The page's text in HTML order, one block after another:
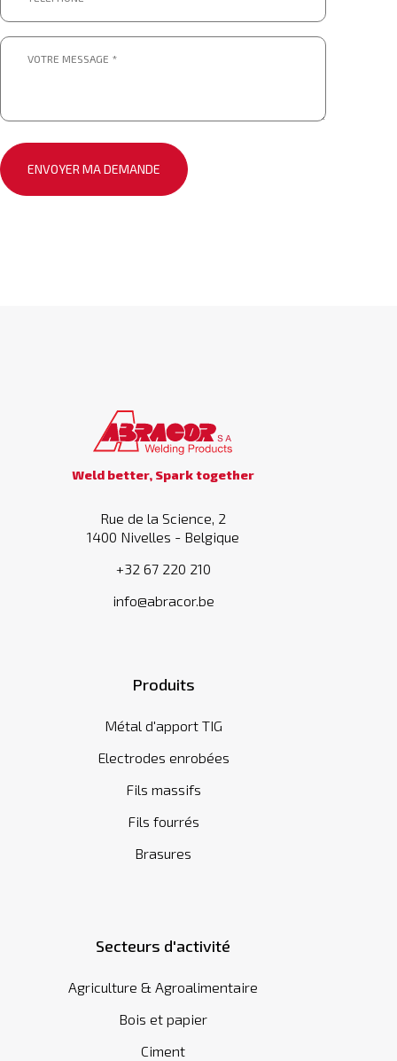
Message
Weld better, Spark together
Rue de la Science, 2
1400 Nivelles - Belgique
+32 67 220 210
info@abracor.be
Produits
Métal d'apport TIG
Electrodes enrobées
Fils massifs
Fils fourrés
Brasures
Secteurs d'activité
Agriculture & Agroalimentaire
Bois et papier
Ciment